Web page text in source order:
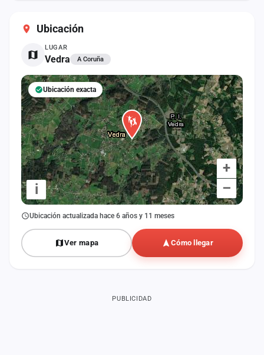
Ubicación
LUGAR
Vedra A Coruña
+
–
i
Ubicación exacta
Ubicación actualizada hace 6 años y 11 meses
Ver mapa Cómo llegar
PUBLICIDAD